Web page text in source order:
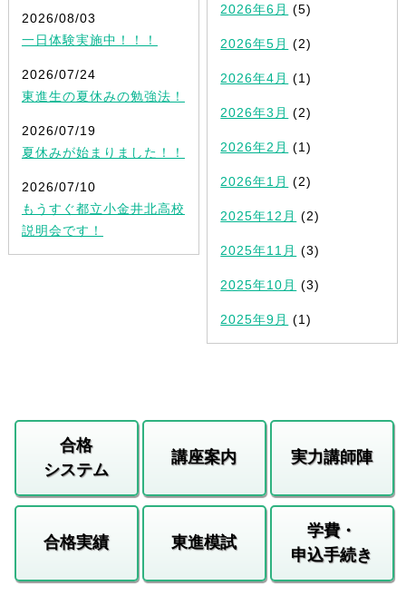
2026/08/03
一日体験実施中！！！
2026/07/24
東進生の夏休みの勉強法！
2026/07/19
夏休みが始まりました！！
2026/07/10
もうすぐ都立小金井北高校
説明会です！
2026年6月 (5)
2026年5月 (2)
2026年4月 (1)
2026年3月 (2)
2026年2月 (1)
2026年1月 (2)
2025年12月 (2)
2025年11月 (3)
2025年10月 (3)
2025年9月 (1)
合格
システム
講座案内 実力講師陣
合格実績 東進模試
学費・
申込手続き